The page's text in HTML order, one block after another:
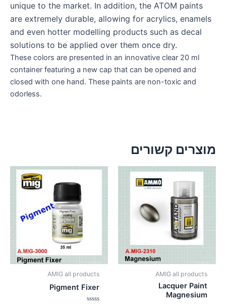
unique to the market. In addition, the ATOM paints
are extremely durable, allowing for acrylics, enamels
and even hotter modelling products such as decal
solutions to be applied over them once dry.
These colors are presented in an innovative clear 20 ml
container featuring a new cap that can be opened and
closed with one hand. These paints are non-toxic and
odorless.
מוצרים קשורים
AMIG all products
Lacquer Paint
Magnesium
AMIG all products
Pigment Fixer